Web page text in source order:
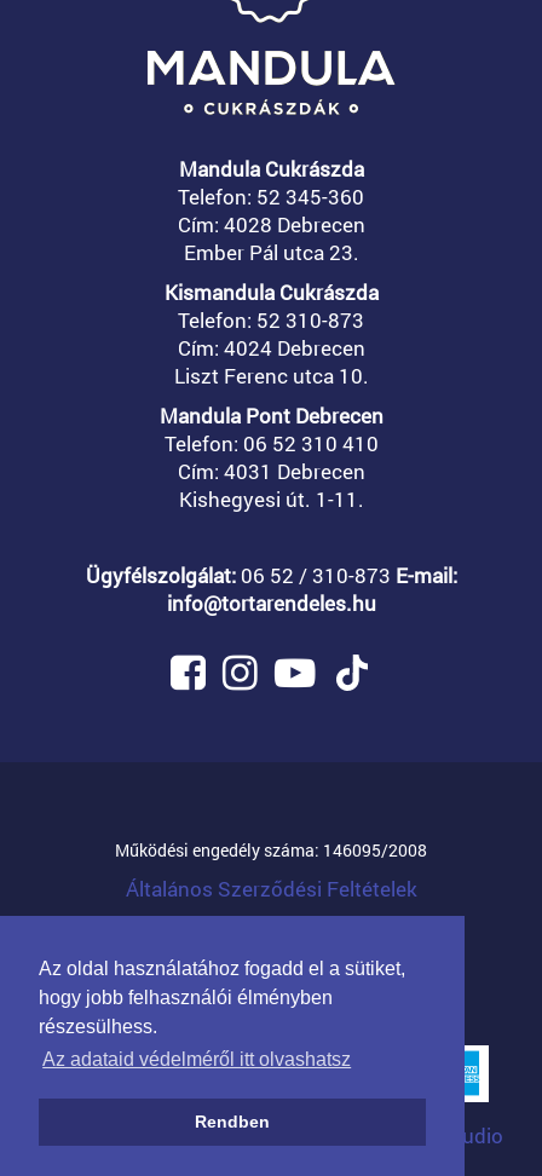
Az oldal használatához fogadd el a sütiket,
hogy jobb felhasználói élményben
részesülhess.
Az adataid védelméről itt olvashatsz
Rendben
Mandula Cukrászda
Telefon: 52 345-360
Cím: 4028 Debrecen
Ember Pál utca 23.
Kismandula Cukrászda
Telefon: 52 310-873
Cím: 4024 Debrecen
Liszt Ferenc utca 10.
Mandula Pont Debrecen
Telefon: 06 52 310 410
Cím: 4031 Debrecen
Kishegyesi út. 1-11.
Ügyfélszolgálat:06 52 / 310-873 E-mail:
info@tortarendeles.hu
Működési engedély száma: 146095/2008
Általános Szerződési Feltételek
Partnerprogram cégeknek
Arculat: Kreatív Vonalak| Programozás: WTStudio